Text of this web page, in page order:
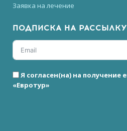
Заявка на лечение
ПОДПИСКА НА РАССЫЛКУ
Я согласен(на) на
«Евротур»